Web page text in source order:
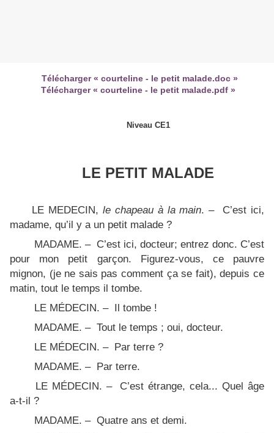
Télécharger « courteline - le petit malade.doc »
Télécharger « courteline - le petit malade.pdf »
Niveau CE1
LE PETIT MALADE
LE MEDECIN, le chapeau à la main. – C’est ici,
madame, qu’il y a un petit malade ?
MADAME. – C’est ici, docteur; entrez donc. C’est
pour mon petit garçon. Figurez-vous, ce pauvre
mignon, (je ne sais pas comment ça se fait), depuis ce
matin, tout le temps il tombe.
LE MÉDECIN. – Il tombe !
MADAME. – Tout le temps ; oui, docteur.
LE MÉDECIN. – Par terre ?
MADAME. – Par terre.
LE MÉDECIN. – C’est étrange, cela... Quel âge
a­-t-il ?
MADAME. – Quatre ans et demi.